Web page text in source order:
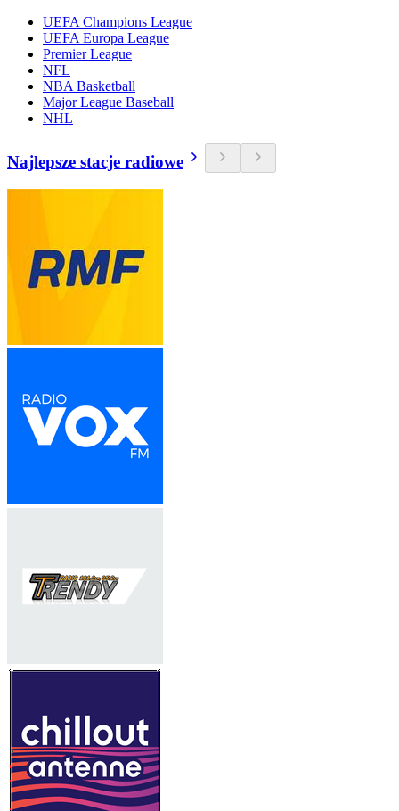
UEFA Champions League
UEFA Europa League
Premier League
NFL
NBA Basketball
Major League Baseball
NHL
Najlepsze stacje radiowe